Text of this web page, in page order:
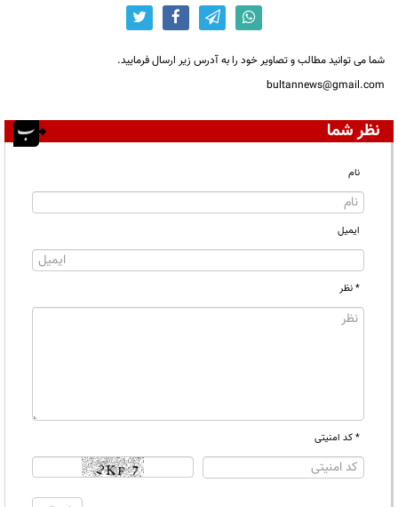
شما می توانید مطالب و تصاویر خود را به آدرس زیر ارسال فرمایید.
bultannews@gmail.com
نظر شما
نام
ایمیل
* نظر
* کد امنیتی